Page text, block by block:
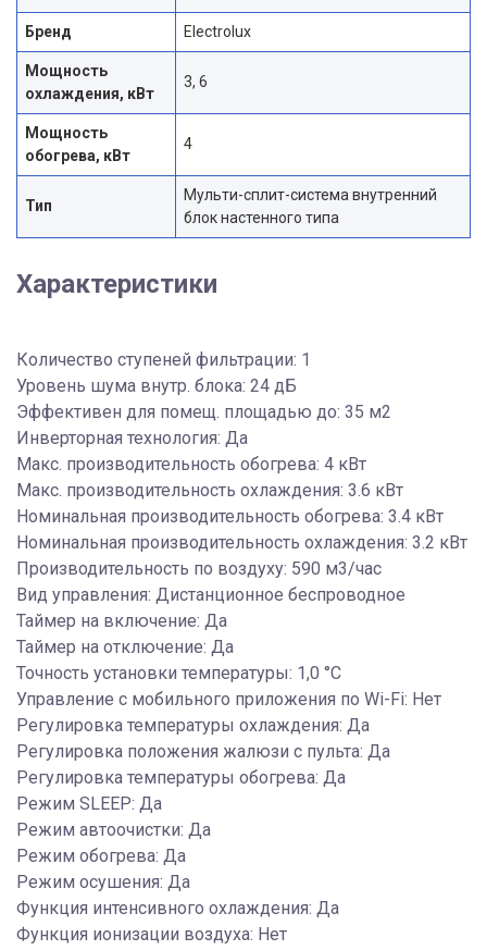
Бренд Electrolux
Мощность
охлаждения, кВт
3, 6
Мощность
обогрева, кВт
4
Тип
Мульти-сплит-система внутренний
блок настенного типа
Характеристики
Количество ступеней фильтрации: 1
Уровень шума внутр. блока: 24 дБ
Эффективен для помещ. площадью до: 35 м2
Инверторная технология: Да
Макс. производительность обогрева: 4 кВт
Макс. производительность охлаждения: 3.6 кВт
Номинальная производительность обогрева: 3.4 кВт
Номинальная производительность охлаждения: 3.2 кВт
Производительность по воздуху: 590 м3/час
Вид управления: Дистанционное беспроводное
Таймер на включение: Да
Таймер на отключение: Да
Точность установки температуры: 1,0 °С
Управление c мобильного приложения по Wi-Fi: Нет
Регулировка температуры охлаждения: Да
Регулировка положения жалюзи с пульта: Да
Регулировка температуры обогрева: Да
Режим SLEEP: Да
Режим автоочистки: Да
Режим обогрева: Да
Режим осушения: Да
Функция интенсивного охлаждения: Да
Функция ионизации воздуха: Нет